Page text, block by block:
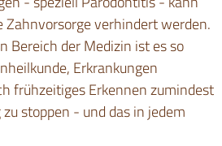
Zahnvorsorge verhindert werden.
Bereich der Medizin ist es so
Erkrankungen
frühzeitiges Erkennen zumindest
stoppen - und das in jedem